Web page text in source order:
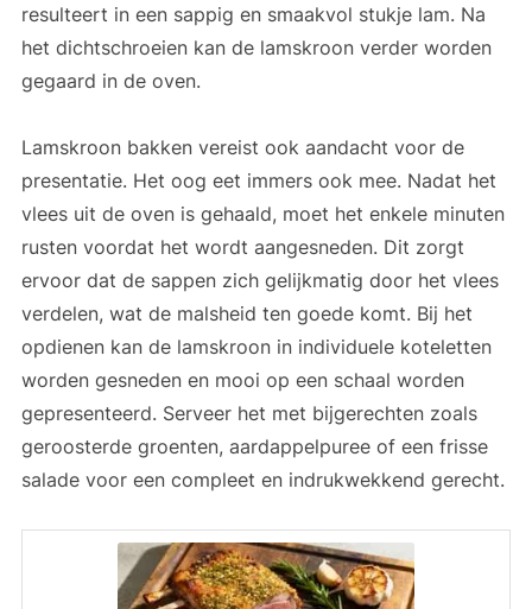
resulteert in een sappig en smaakvol stukje lam. Na
het dichtschroeien kan de lamskroon verder worden
gegaard in de oven.
Lamskroon bakken vereist ook aandacht voor de
presentatie. Het oog eet immers ook mee. Nadat het
vlees uit de oven is gehaald, moet het enkele minuten
rusten voordat het wordt aangesneden. Dit zorgt
ervoor dat de sappen zich gelijkmatig door het vlees
verdelen, wat de malsheid ten goede komt. Bij het
opdienen kan de lamskroon in individuele koteletten
worden gesneden en mooi op een schaal worden
gepresenteerd. Serveer het met bijgerechten zoals
geroosterde groenten, aardappelpuree of een frisse
salade voor een compleet en indrukwekkend gerecht.